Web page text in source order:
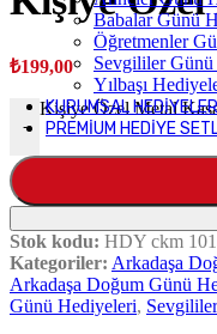
Babalar Günü
Öğretmenler
Sevgililer
Yılbaşı
KURUMSAL HEDIYELER
PREMIUM HEDIYE
₺199,00
-
Kişiye Özel Metal
Stok kodu: HDY ckm 101
Kategoriler: Arkadaşa
Arkadaşa Doğum Günü
Günü Hediyeleri,